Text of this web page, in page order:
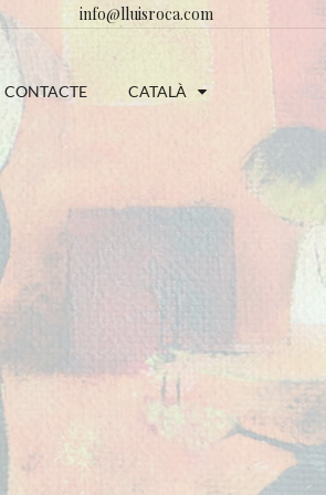
info@lluisroca.com
CONTACTE CATALÀ